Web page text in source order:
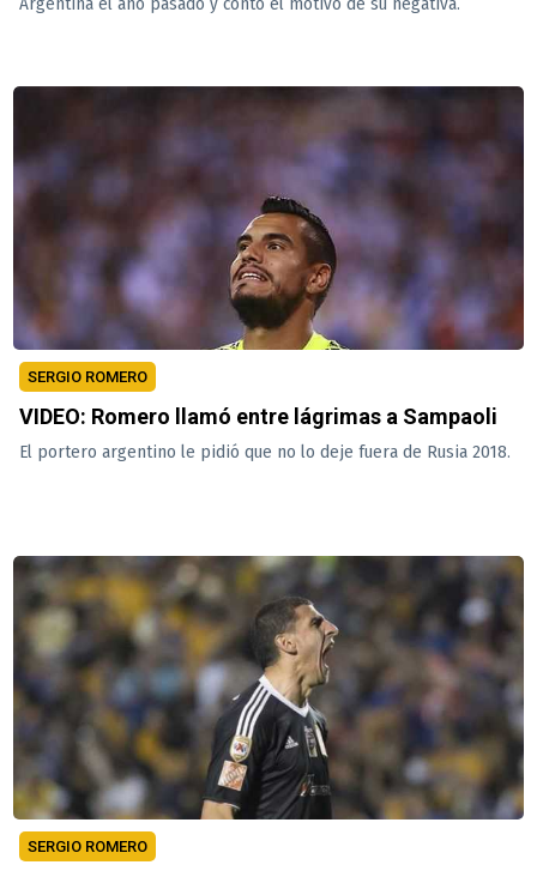
SERGIO ROMERO
VIDEO: Romero llamó entre lágrimas a Sampaoli
El portero argentino le pidió que no lo deje fuera de Rusia 2018.
SERGIO ROMERO